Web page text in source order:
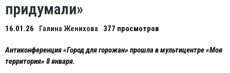
придумали»
16.01.26 Галина Женихова 377 просмотров
Антиконференция «Город для горожан» прошла в мультицентре «Моя
территория» 8 января.